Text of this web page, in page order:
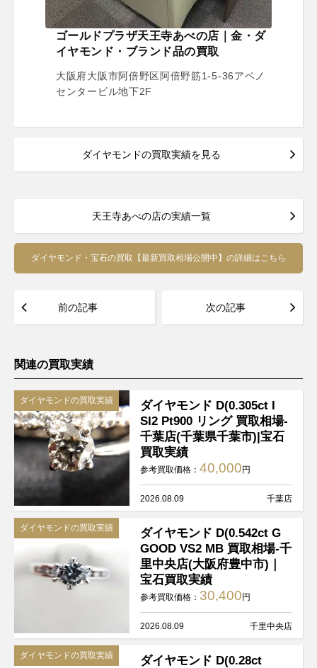
ゴールドプラザ天王寺あべの店｜金・ダ
イヤモンド・ブランド品の買取
大阪府大阪市阿倍野区阿倍野筋1-5-36アベノ
センタービル地下2F
ダイヤモンドの買取実績を見る
天王寺あべの店の実績一覧
ダイヤモンド・宝石の買取【最新買取相場公開中】の詳細はこちら
前の記事 次の記事
関連の買取実績
ダイヤモンドの買取実績
ダイヤモンド D(0.305ct I
SI2 Pt900 リング 買取相場-
千葉店(千葉県千葉市)|宝石
買取実績
参考買取価格：40,000円
2026.08.09 千葉店
ダイヤモンドの買取実績
ダイヤモンド D(0.542ct G
GOOD VS2 MB 買取相場-千
里中央店(大阪府豊中市)｜
宝石買取実績
参考買取価格： 30,400円
2026.08.09 千里中央店
ダイヤモンドの買取実績
ダイヤモンド D(0.28ct